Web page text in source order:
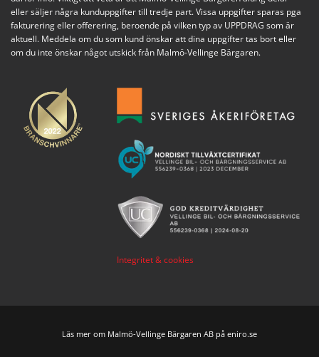
eller säljer några kunduppgifter till tredje part. Vissa uppgifter sparas pga
fakturering eller offerering, beroende på vilken typ av UPPDRAG som är
aktuell. Meddela om du som kund önskar att dina uppgifter tas bort eller
om du inte önskar något utskick från Malmö-Vellinge Bärgaren.
Integritet & cookies
Läs mer om Malmö-Vellinge Bärgaren AB på eniro.se